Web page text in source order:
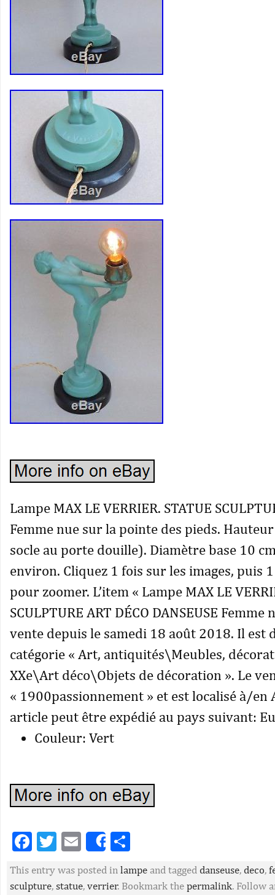
Lampe MAX LE VERRIER. STATUE
Femme nue sur la pointe des pieds.
socle au porte douille). Diamètre base 10
environ. Cliquez 1 fois sur les images, puis
pour zoomer. L’item « Lampe MAX LE
SCULPTURE ART DÉCO DANSEUSE Femme
vente depuis le samedi 18 août 2018. Il est
catégorie « Art, antiquités\Meubles,
XXe\Art déco\Objets de décoration ». Le
« 1900passionnement » et est localisé à/en
article peut être expédié au pays suivant:
Couleur: Vert
Facebook
Twitter
EmailShare
This entry was posted in lampe and tagged danseuse, deco,
sculpture, statue, verrier. Bookmark the permalink. Follow